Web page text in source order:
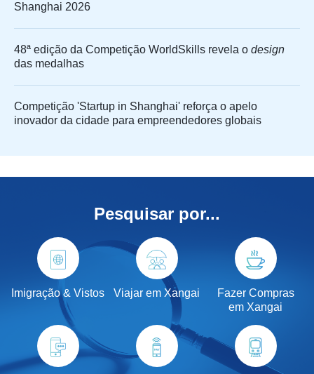
Shanghai 2026
48ª edição da Competição WorldSkills revela o design
das medalhas
Competição 'Startup in Shanghai' reforça o apelo
inovador da cidade para empreendedores globais
Pesquisar por...
Imigração & Vistos Viajar em Xangai
Fazer Compras
em Xangai